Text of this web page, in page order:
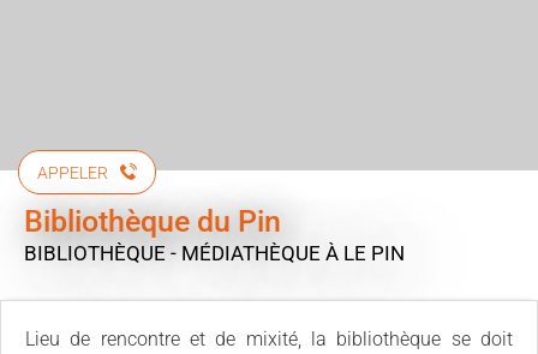
APPELER
Bibliothèque du Pin
BIBLIOTHÈQUE - MÉDIATHÈQUE À LE PIN
Lieu de rencontre et de mixité, la bibliothèque se doit